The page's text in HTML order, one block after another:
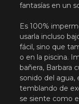
fantasías en un
Es 100%
usarla incluso
fácil, sino que
o en la piscina.
bañera, Barbara
sonido del agua,
temblando de
se siente como